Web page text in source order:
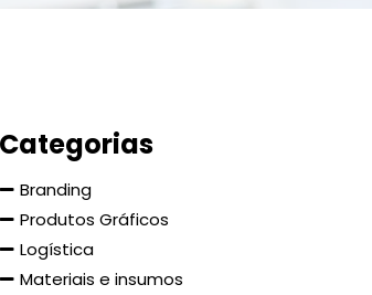
Categorias
Branding
Produtos Gráficos
Logística
Materiais e insumos